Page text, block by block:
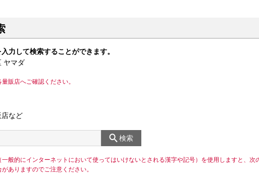
力して検索することができます。
ヤマダ
販店へご確認ください。
店など
検索
般的にインターネットにおいて使ってはいけないとされる漢字や記号）を使用しますと、次
ありますのでご注意ください。